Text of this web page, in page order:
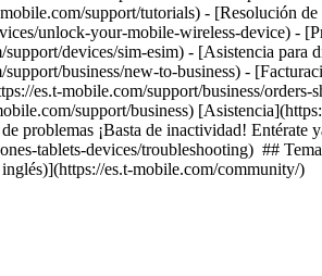
support/tutorials) - [Resolución
unlock-your-mobile-wireless-device) -
devices/sim-esim) - [Asistencia
business/new-to-business) -
es.t-mobile.com/support/business/
support/business)
problemas ¡Basta de inactividad!
tablets-devices/troubleshooting) ##
es.t-mobile.com/community/)